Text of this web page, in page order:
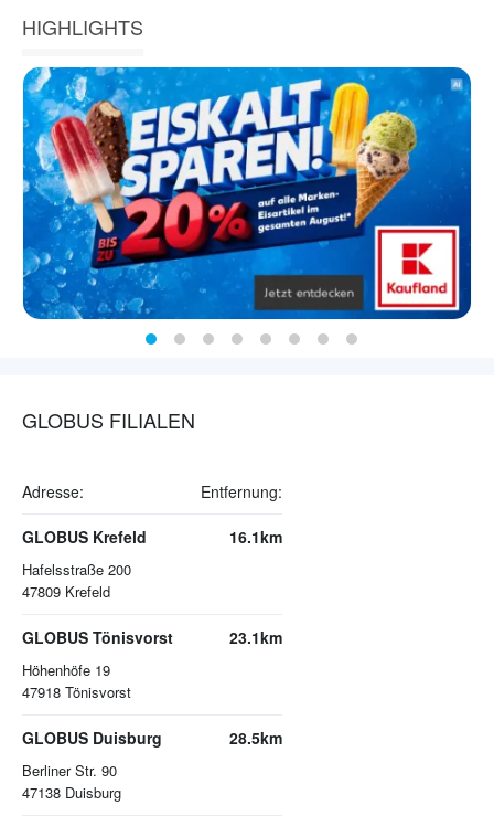
HIGHLIGHTS
GLOBUS FILIALEN
Adresse: Entfernung:
GLOBUS Krefeld
Hafelsstraße 200
47809 Krefeld
16.1km
GLOBUS Tönisvorst
Höhenhöfe 19
47918 Tönisvorst
23.1km
GLOBUS Duisburg
Berliner Str. 90
47138 Duisburg
28.5km